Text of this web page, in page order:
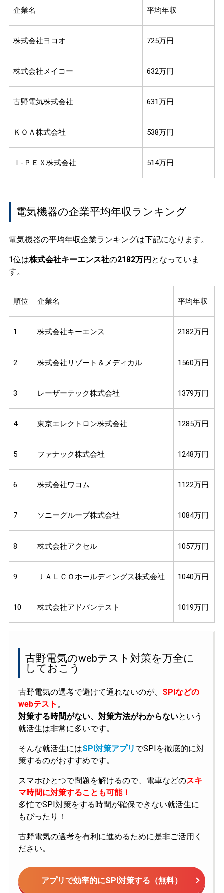
企業名 平均年収
株式会社ヨコオ 725万円
株式会社メイコー 632万円
古野電気株式会社 631万円
ＫＯＡ株式会社 538万円
Ｉ‐ＰＥＸ株式会社 514万円
電気機器の企業平均年収ランキング
電気機器の平均年収企業ランキングは下記になります。
1位は株式会社キーエンス社の2182万円 となっていま
す。
順位 企業名 平均年収
1 株式会社キーエンス 2182万円
2 株式会社リゾート＆メディカル 1560万円
3 レーザーテック株式会社 1379万円
4 東京エレクトロン株式会社 1285万円
5 ファナック株式会社 1248万円
6 株式会社ワコム 1122万円
7 ソニーグループ株式会社 1084万円
8 株式会社アクセル 1057万円
9 ＪＡＬＣＯホールディングス株式会社 1040万円
10 株式会社アドバンテスト 1019万円
古野電気のwebテスト対策を万全に
しておこう
古野電気の選考で避けて通れないのが、 SPIなどの
webテスト 。
対策する時間がない、対策方法がわからないという
就活生は非常に多いです。
そんな就活生にはSPI対策アプリ でSPIを徹底的に対
策するのがおすすめです。
スマホひとつで問題を解けるので、電車などのスキ
マ時間に対策することも可能！
多忙でSPI対策をする時間が確保できない就活生に
もぴったり！
古野電気の選考を有利に進めるために是非ご活用く
ださい。
アプリで効率的にSPI対策する（無料）